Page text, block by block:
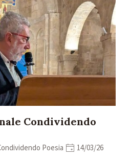
Condividendo
Poesia
14/03/26